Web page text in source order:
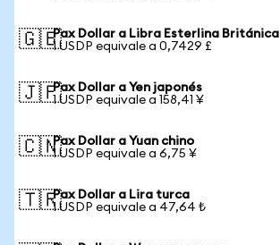
🇬🇧Pax Dollar a Libra Esterlina Británica
1 USDP equivale a 0,7429 £
🇯🇵Pax Dollar a Yen japonés
1 USDP equivale a 158,41 ¥
🇨🇳Pax Dollar a Yuan chino
1 USDP equivale a 6,75 ¥
🇹🇷Pax Dollar a Lira turca
1 USDP equivale a 47,64 ₺